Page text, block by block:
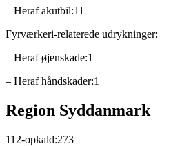
– Heraf akutbil:11
Fyrværkeri-relaterede udrykninger:
– Heraf øjenskade:1
– Heraf håndskader:1
Region Syddanmark
112-opkald:273